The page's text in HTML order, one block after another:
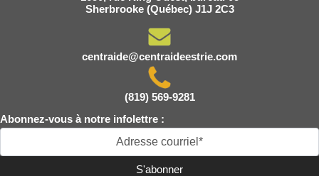
Sherbrooke (Québec) J1J 2C3
centraide@centraideestrie.com
(819) 569-9281
Abonnez-vous à notre infolettre :